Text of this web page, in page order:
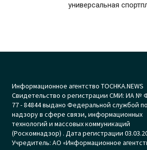
универсальная
Информационное агентство TOCHKA.NEWS
Свидетельство о регистрации СМИ: ИА №
77 - 84844 выдано Федеральной службой по
надзору в сфере связи, информационных
технологий и массовых коммуникаций
(Роскомнадзор) . Дата регистрации
Учредитель: АО «Информационное